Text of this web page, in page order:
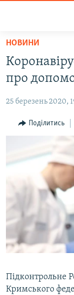
Перейти
основного
матеріалу
Перейти
до
навігації
Перейти
пошуку
ВОДА.КРИМ
ВІДЕО ТА ФОТО
ПОЛІТИКА
БЛОГИ
ІНТЕРВ'Ю
ВСЕ ЗА ДЕНЬ
СПЕЦПРОЕКТИ
ДЕПОРТАЦІЯ
ВІДЕОУРОКИ
СВІДЧЕННЯ
ІНФОГРАФІКА
ЯК ОБІЙТИ
Русский
Qırımtatar
ДОЛУЧАЙСЯ!
НОВИНИ
про
25 березень 2020,
Поділитись
Підконтрольне
Кримського